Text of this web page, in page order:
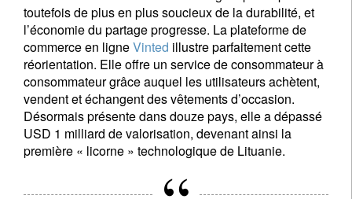
toutefois de plus en plus soucieux de la durabilité, et
l’économie du partage progresse. La plateforme de
commerce en ligneVinted illustre parfaitement cette
réorientation. Elle offre un service de consommateur à
consommateur grâce auquel les utilisateurs achètent,
vendent et échangent des vêtements d’occasion.
Désormais présente dans douze pays, elle a dépassé
USD 1 milliard de valorisation, devenant ainsi la
première « licorne » technologique de Lituanie.